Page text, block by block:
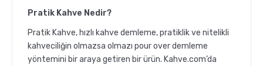
Pratik Kahve Nedir?
Pratik Kahve, hızlı kahve demleme, pratiklik ve nitelikli
kahveciliğin olmazsa olmazı pour over demleme
yöntemini bir araya getiren bir ürün. Kahve.com’da